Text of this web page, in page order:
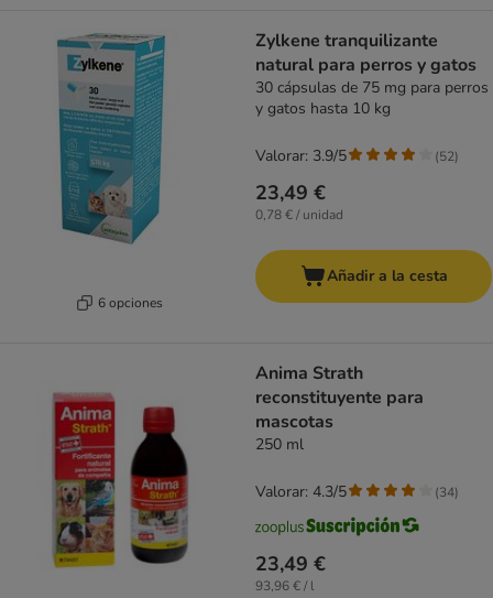
6 opciones
Zylkene tranquilizante
natural para perros y gatos
30 cápsulas de 75 mg para perros
y gatos hasta 10 kg
23,49 €
0,78 € / unidad
Valorar: 3.9/5 (52)
Añadir a la cesta
Anima Strath
reconstituyente para
mascotas
250 ml
23,49 €
93,96 € / l
Valorar: 4.3/5 (34)